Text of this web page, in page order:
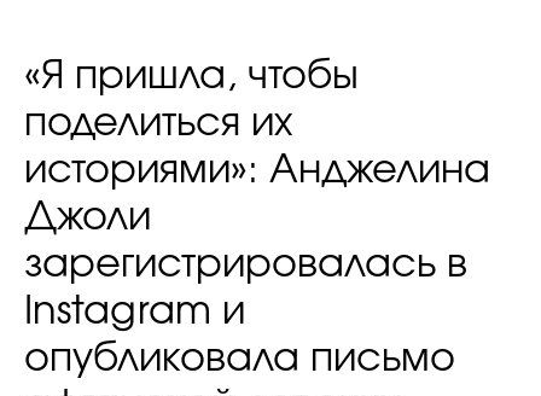
«Я пришла, чтобы
поделиться их
историями»: Анджелина
Джоли
зарегистрировалась в
Instagram и
опубликовала письмо